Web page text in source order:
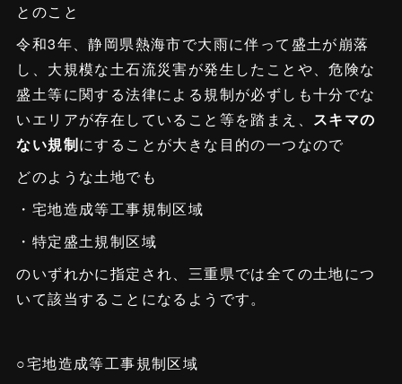
とのこと
令和3年、静岡県熱海市で大雨に伴って盛土が崩落
し、大規模な土石流災害が発生したことや、危険な
盛土等に関する法律による規制が必ずしも十分でな
いエリアが存在していること等を踏まえ、 スキマの
ない規制にすることが大きな目的の一つなので
どのような土地でも
・宅地造成等工事規制区域
・特定盛土規制区域
のいずれかに指定され、三重県では全ての土地につ
いて該当することになるようです。
○宅地造成等工事規制区域